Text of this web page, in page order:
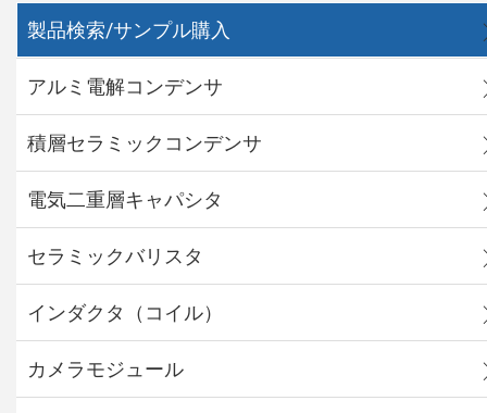
製品検索/サンプル購入
アルミ電解コンデンサ
積層セラミックコンデンサ
電気二重層キャパシタ
セラミックバリスタ
インダクタ（コイル）
カメラモジュール